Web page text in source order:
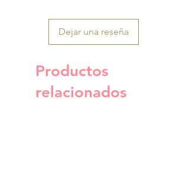
Dejar una reseña
Productos
relacionados